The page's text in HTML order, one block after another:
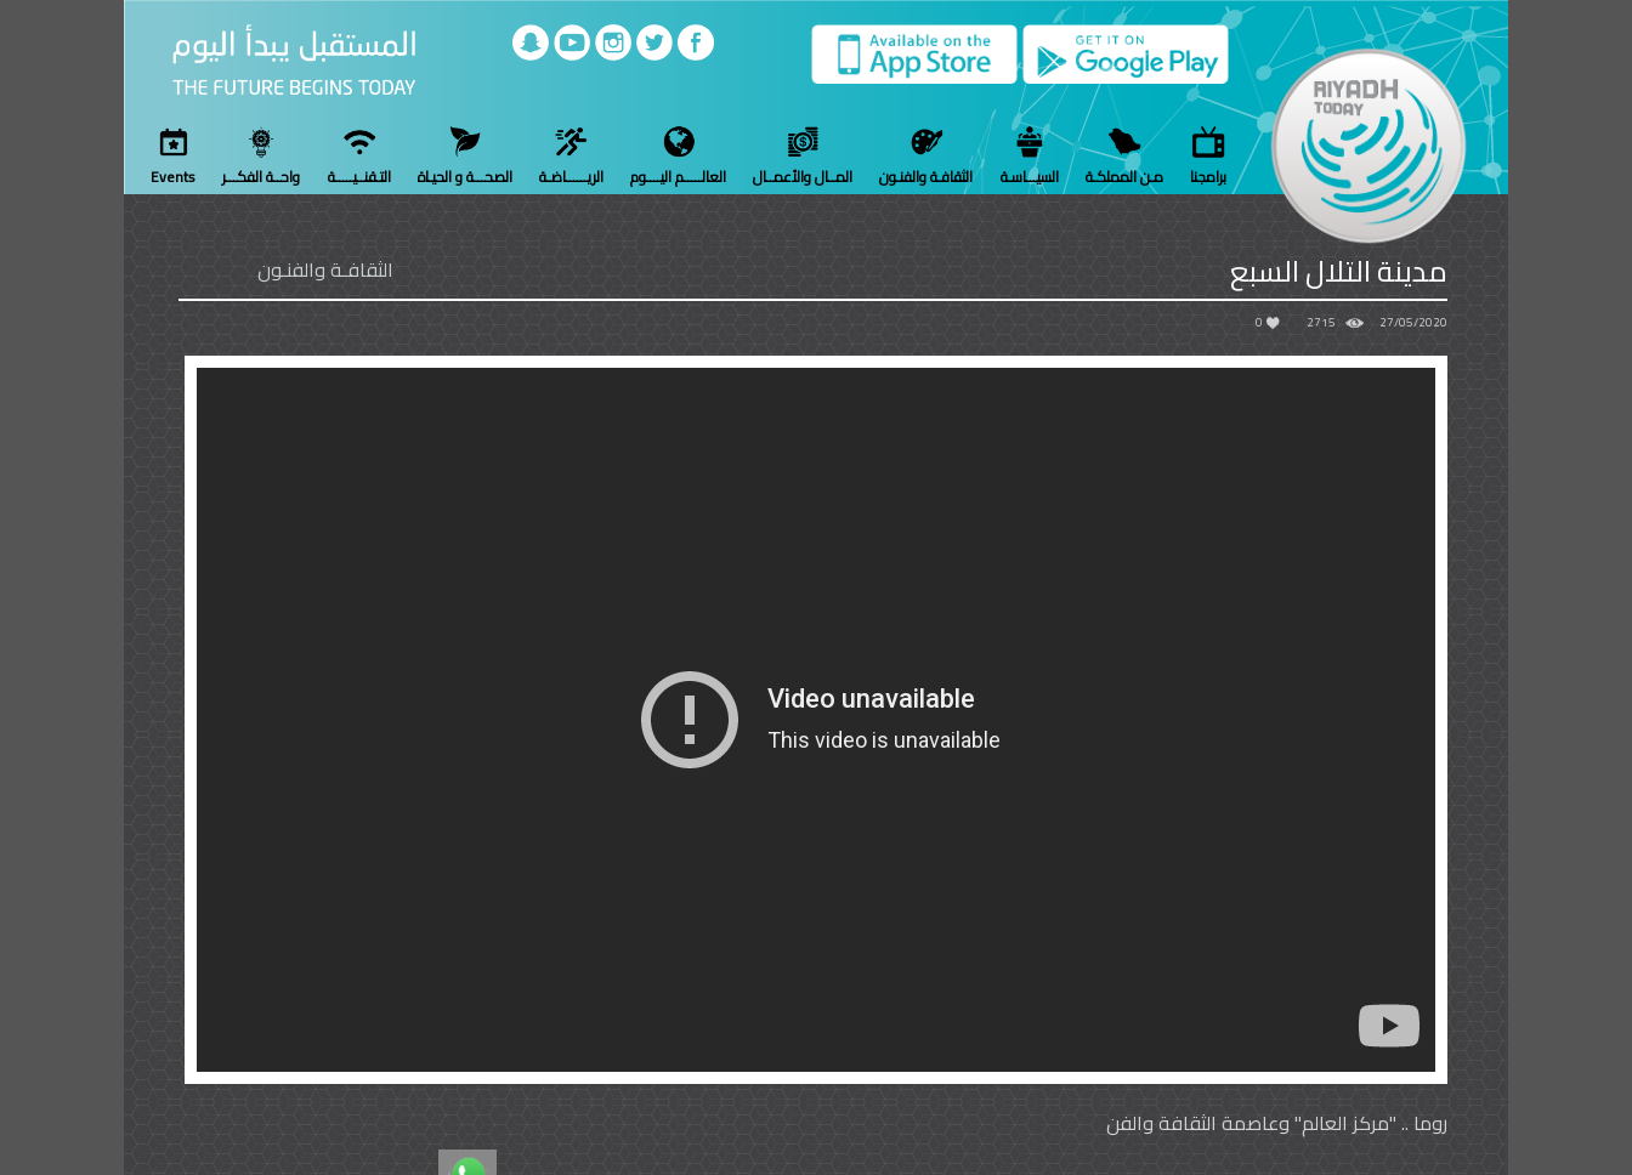
برامجنا مـن المملكـة السيـــاسـة الثقافـة والفنـون المــال والأعمــال العالـــــم اليــــوم الريــــــاضـة الصحـــة و الحيـاة التـقنــيـــــة واحــة الفكـــر Events
مدينة التلال السبع الثقافـة والفنـون
27/05/2020
2715
0
روما .. "مركز العالم" وعاصمة الثقافة والفن